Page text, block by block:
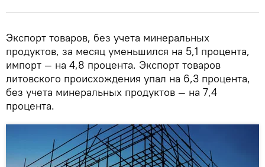
Экспорт товаров, без учета минеральных
продуктов, за месяц уменьшился на 5,1 процента,
импорт — на 4,8 процента. Экспорт товаров
литовского происхождения упал на 6,3 процента,
без учета минеральных продуктов — на 7,4
процента.